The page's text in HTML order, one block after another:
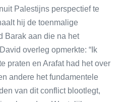
Palestijns perspectief te
hij de toenmalige
Barak aan die na het
overleg opmerkte: “Ik
praten en Arafat had het over
andere het fundamentele
van dit conflict blootlegt,